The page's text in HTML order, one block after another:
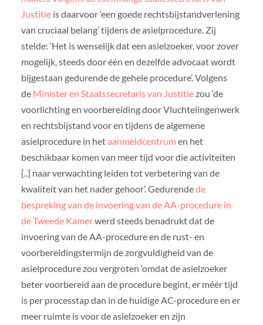
Justitieis daarvoor ‘een goede rechtsbijstandverlening
van cruciaal belang’ tijdens de asielprocedure. Zij
stelde: ‘Het is wenselijk dat een asielzoeker, voor zover
mogelijk, steeds door één en dezelfde advocaat wordt
bijgestaan gedurende de gehele procedure’. Volgens
de Minister en Staatssecretaris van Justitiezou ‘de
voorlichting en voorbereiding door Vluchtelingenwerk
en rechtsbijstand voor en tijdens de algemene
asielprocedure in hetaanmeldcentrum en het
beschikbaar komen van meer tijd voor die activiteiten
[..] naar verwachting leiden tot verbetering van de
kwaliteit van het nader gehoor’. Gedurendede
bespreking van de invoering van de AA-procedure in
de Tweede Kamerwerd steeds benadrukt dat de
invoering van de AA-procedure en de rust- en
voorbereidingstermijn de zorgvuldigheid van de
asielprocedure zou vergroten ‘omdat de asielzoeker
beter voorbereid aan de procedure begint, er méér tijd
is per processtap dan in de huidige AC-procedure en er
meer ruimte is voor de asielzoeker en zijn